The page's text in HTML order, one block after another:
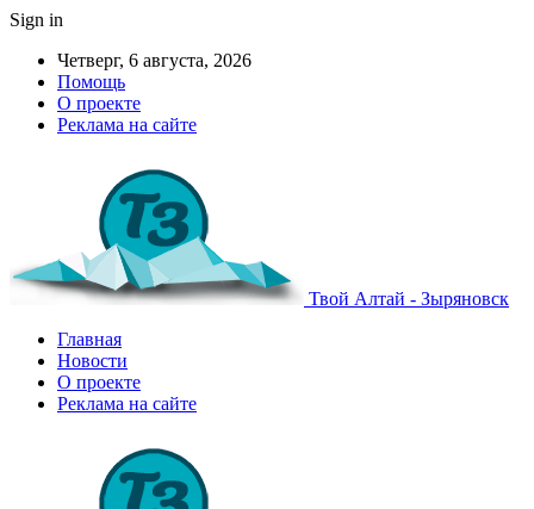
Sign in
Четверг, 6 августа, 2026
Помощь
О проекте
Реклама на сайте
Твой Алтай - Зыряновск
Главная
Новости
О проекте
Реклама на сайте